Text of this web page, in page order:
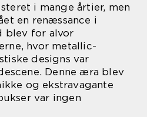
i mange årtier, men
en renæssance i
blev for alvor
hvor metallic-
designs var
Denne æra blev
og ekstravagante
var ingen